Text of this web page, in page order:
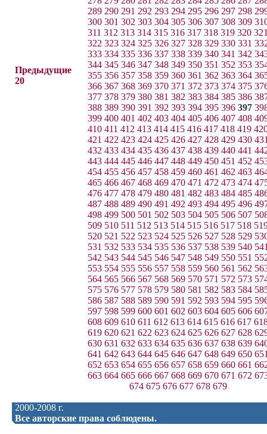
Предыдущие
20
289 290 291 292 293 294 295 296 297 298
300 301 302 303 304 305 306 307 308 309
311 312 313 314 315 316 317 318 319 320
322 323 324 325 326 327 328 329 330 331
333 334 335 336 337 338 339 340 341 342
344 345 346 347 348 349 350 351 352 353
355 356 357 358 359 360 361 362 363 364
366 367 368 369 370 371 372 373 374 375
377 378 379 380 381 382 383 384 385 386
388 389 390 391 392 393 394 395 396 397
399 400 401 402 403 404 405 406 407 408
410 411 412 413 414 415 416 417 418 419
421 422 423 424 425 426 427 428 429 430
432 433 434 435 436 437 438 439 440 441
443 444 445 446 447 448 449 450 451 452
454 455 456 457 458 459 460 461 462 463
465 466 467 468 469 470 471 472 473 474
476 477 478 479 480 481 482 483 484 485
487 488 489 490 491 492 493 494 495 496
498 499 500 501 502 503 504 505 506 507
509 510 511 512 513 514 515 516 517 518
520 521 522 523 524 525 526 527 528 529
531 532 533 534 535 536 537 538 539 540
542 543 544 545 546 547 548 549 550 551
553 554 555 556 557 558 559 560 561 562
564 565 566 567 568 569 570 571 572 573
575 576 577 578 579 580 581 582 583 584
586 587 588 589 590 591 592 593 594 595
597 598 599 600 601 602 603 604 605 606
608 609 610 611 612 613 614 615 616 617
619 620 621 622 623 624 625 626 627 628
630 631 632 633 634 635 636 637 638 639
641 642 643 644 645 646 647 648 649 650
652 653 654 655 656 657 658 659 660 661
663 664 665 666 667 668 669 670 671 672
674 675 676 677 678 679
2000-2008 г.
Все авторские права соблюдены.